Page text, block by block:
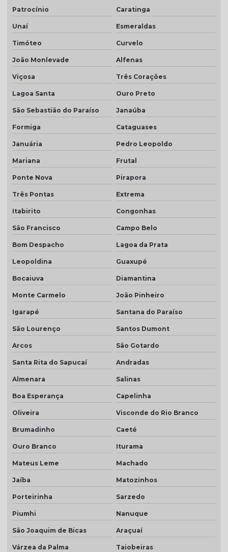
Telha resinada marfim
Telha resinada portuguesa
Telha resinada preço
Telha resinada romana
Telha romana branca natural
Telha romana natural
Telha romana preço m2
Telha romana resinada
Telha selote
Telha transparente americana
Telha transparente americana quanto custa
Telhas ceramica porcelanato
Telhas coloniais cores
Telhas dupla
Telhas dupla face
Telhas dupla face branca
Telhas rústicas
Valor da telha americana esmaltada
Patrocínio Caratinga
Unaí Esmeraldas
Timóteo Curvelo
João Monlevade Alfenas
Viçosa Três Corações
Lagoa Santa Ouro Preto
São Sebastião do Paraíso Janaúba
Formiga Cataguases
Januária Pedro Leopoldo
Mariana Frutal
Ponte Nova Pirapora
Três Pontas Extrema
Itabirito Congonhas
São Francisco Campo Belo
Bom Despacho Lagoa da Prata
Leopoldina Guaxupé
Bocaiuva Diamantina
Monte Carmelo João Pinheiro
Igarapé Santana do Paraíso
São Lourenço Santos Dumont
Arcos São Gotardo
Santa Rita do Sapucaí Andradas
Almenara Salinas
Boa Esperança Capelinha
Oliveira Visconde do Rio Branco
Brumadinho Caeté
Ouro Branco Iturama
Mateus Leme Machado
Jaíba Matozinhos
Porteirinha Sarzedo
Piumhi Nanuque
São Joaquim de Bicas Araçuaí
Várzea da Palma Taiobeiras